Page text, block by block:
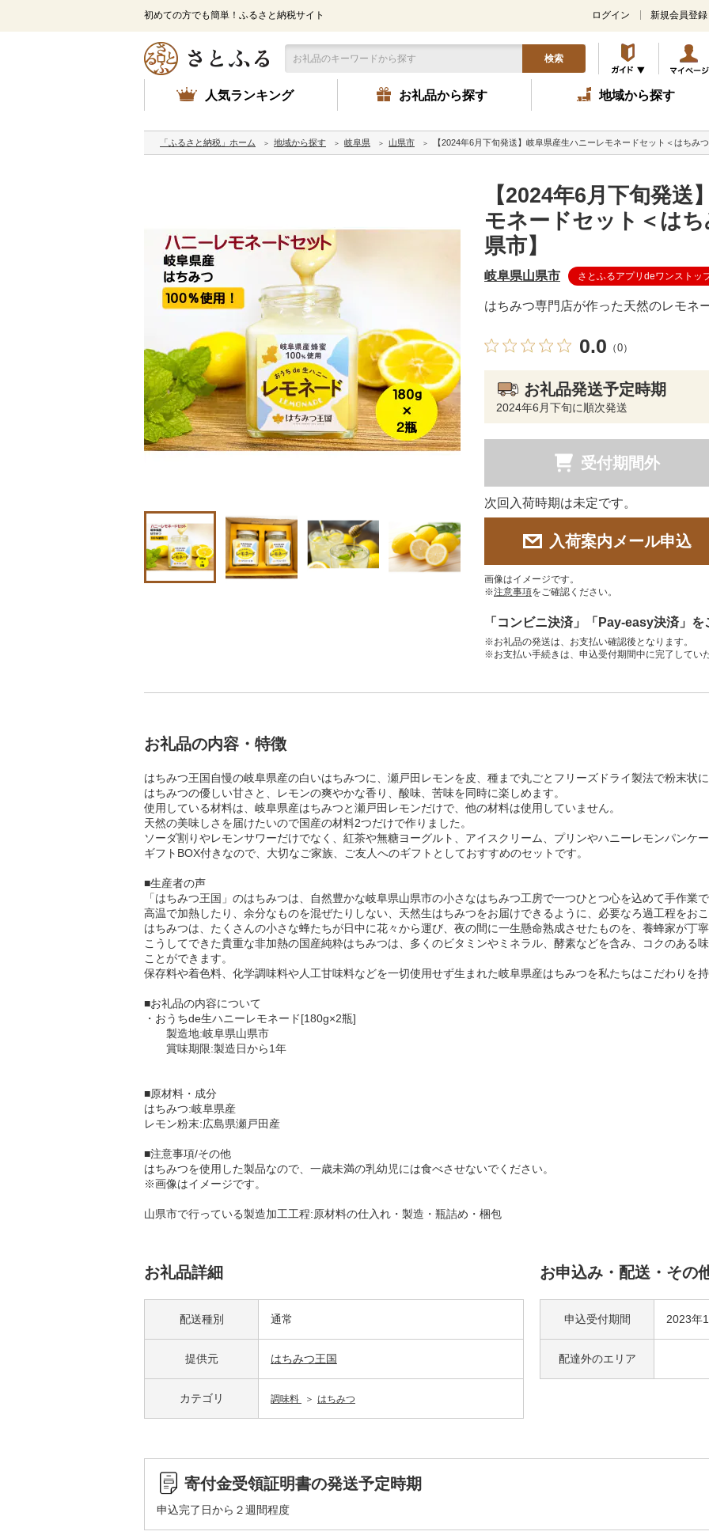
初めての方でも簡単！ふるさと納税サイト ログイン 新規会員登録
検索
人気ランキング お礼品から探す 地域から探す
「ふるさと納税」ホーム 地域から探す 岐阜県 山県市 【2024年6月下旬発送】岐阜県産生ハニーレモネードセット＜はちみ
【2024年6月下旬発送
モネードセット＜は
県市】
岐阜県山県市 さとふるアプリdeワンストッ
はちみつ専門店が作った天然のレモネ
0.0 （0）
お礼品発送予定時期
2024年6月下旬に順次発送
受付期間外
次回入荷時期は未定です。
入荷案内メール申込
画像はイメージです。
※注意事項をご確認ください。
「コンビニ決済」「Pay-easy決済」
※お礼品の発送は、お支払い確認後となります。
※お支払い手続きは、申込受付期間中に完了してい
お礼品の内容・特徴
はちみつ王国自慢の岐阜県産の白いはちみつに、瀬戸田レモンを皮、種まで丸ごとフリーズドライ製法で粉末状
はちみつの優しい甘さと、レモンの爽やかな香り、酸味、苦味を同時に楽しめます。
使用している材料は、岐阜県産はちみつと瀬戸田レモンだけで、他の材料は使用していません。
天然の美味しさを届けたいので国産の材料2つだけで作りました。
ソーダ割りやレモンサワーだけでなく、紅茶や無糖ヨーグルト、アイスクリーム、プリンやハニーレモンパンケ
ギフトBOX付きなので、大切なご家族、ご友人へのギフトとしておすすめのセットです。
■生産者の声
「はちみつ王国」のはちみつは、自然豊かな岐阜県山県市の小さなはちみつ工房で一つひとつ心を込めて手作業で
高温で加熱したり、余分なものを混ぜたりしない、天然生はちみつをお届けできるように、必要なろ過工程をおこ
はちみつは、たくさんの小さな蜂たちが日中に花々から運び、夜の間に一生懸命熟成させたものを、養蜂家が丁
こうしてできた貴重な非加熱の国産純粋はちみつは、多くのビタミンやミネラル、酵素などを含み、コクのある
ことができます。
保存料や着色料、化学調味料や人工甘味料などを一切使用せず生まれた岐阜県産はちみつを私たちはこだわりを持
■お礼品の内容について
・おうちde生ハニーレモネード[180g×2瓶]
製造地:岐阜県山県市
賞味期限:製造日から1年
■原材料・成分
はちみつ:岐阜県産
レモン粉末:広島県瀬戸田産
■注意事項/その他
はちみつを使用した製品なので、一歳未満の乳幼児には食べさせないでください。
※画像はイメージです。
山県市で行っている製造加工工程:原材料の仕入れ・製造・瓶詰め・梱包
お礼品詳細
配送種別 通常
提供元 はちみつ王国
カテゴリ 調味料 はちみつ
お申込み・配送・その
申込受付期間 2023年
配達外のエリア
寄付金受領証明書の発送予定時期
申込完了日から２週間程度